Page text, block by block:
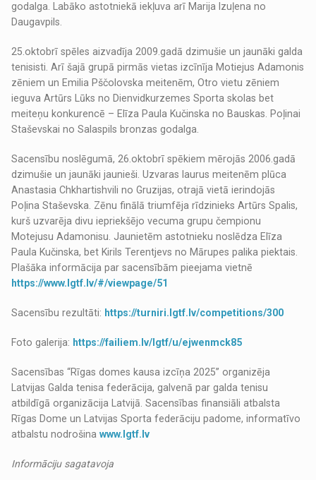
godalga. Labāko astotniekā iekļuva arī Marija Izuļena no
Daugavpils.
25.oktobrī spēles aizvadīja 2009.gadā dzimušie un jaunāki galda
tenisisti. Arī šajā grupā pirmās vietas izcīnīja Motiejus Adamonis
zēniem un Emilia Pščolovska meitenēm, Otro vietu zēniem
ieguva Artūrs Lūks no Dienvidkurzemes Sporta skolas bet
meiteņu konkurencē – Elīza Paula Kučinska no Bauskas. Poļinai
Staševskai no Salaspils bronzas godalga.
Sacensību noslēgumā, 26.oktobrī spēkiem mērojās 2006.gadā
dzimušie un jaunāki jaunieši. Uzvaras laurus meitenēm plūca
Anastasia Chkhartishvili no Gruzijas, otrajā vietā ierindojās
Poļina Staševska. Zēnu finālā triumfēja rīdzinieks Artūrs Spalis,
kurš uzvarēja divu iepriekšējo vecuma grupu čempionu
Motejusu Adamonisu. Jaunietēm astotnieku noslēdza Elīza
Paula Kučinska, bet Kirils Terentjevs no Mārupes palika piektais.
Plašāka informācija par sacensībām pieejama vietnē
https://www.lgtf.lv/#/viewpage/51
Sacensību rezultāti: https://turniri.lgtf.lv/competitions/300
Foto galerija: https://failiem.lv/lgtf/u/ejwenmck85
Sacensības “Rīgas domes kausa izcīņa 2025” organizēja
Latvijas Galda tenisa federācija, galvenā par galda tenisu
atbildīgā organizācija Latvijā. Sacensības finansiāli atbalsta
Rīgas Dome un Latvijas Sporta federāciju padome, informatīvo
atbalstu nodrošinawww.lgtf.lv
Informāciju sagatavoja